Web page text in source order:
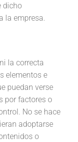
dicho
la empresa.
la correcta
elementos e
puedan verse
por factores o
No se hace
adoptarse
o